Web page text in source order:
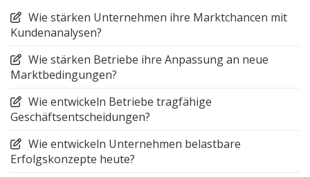
Wie stärken Unternehmen ihre Marktchancen mit
Kundenanalysen?
Wie stärken Betriebe ihre Anpassung an neue
Marktbedingungen?
Wie entwickeln Betriebe tragfähige
Geschäftsentscheidungen?
Wie entwickeln Unternehmen belastbare
Erfolgskonzepte heute?